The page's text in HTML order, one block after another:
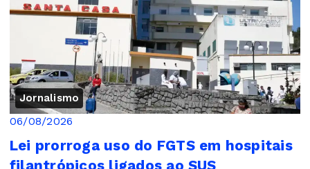
Jornalismo
06/08/2026
Lei prorroga uso do FGTS em hospitais